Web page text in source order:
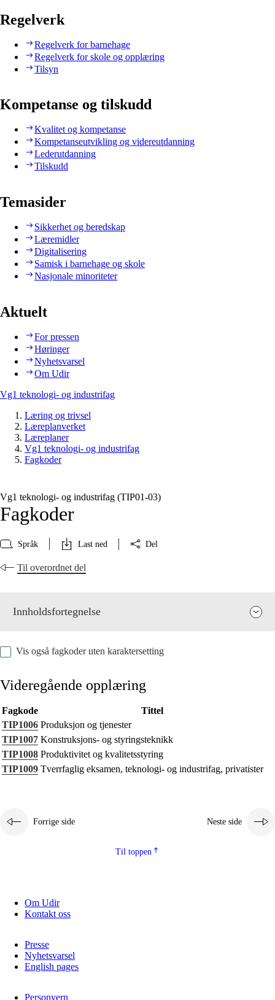
Regelverk
Regelverk for barnehage
Regelverk for skole og opplæring
Tilsyn
Kompetanse og tilskudd
Kvalitet og kompetanse
Kompetanseutvikling og videreutdanning
Lederutdanning
Tilskudd
Temasider
Sikkerhet og beredskap
Læremidler
Digitalisering
Samisk i barnehage og skole
Nasjonale minoriteter
Aktuelt
For pressen
Høringer
Nyhetsvarsel
Om Udir
Vg1 teknologi- og industrifag
Læring og trivsel
Læreplanverket
Læreplaner
Vg1 teknologi- og industrifag
Fagkoder
Vg1 teknologi- og industrifag (TIP01‑03)
Fagkoder
Språk Last ned Del
Til overordnet del
Innholdsfortegnelse
Fagenes relevans og sentrale verdier
Kjerneelementer
Tverrfaglige temaer
Vis også fagkoder uten karaktersetting
Videregående opplæring
Fagkode
Tittel
TIP1006 Produksjon og tjenester
TIP1007 Konstruksjons- og styringsteknikk
TIP1008 Produktivitet og kvalitetsstyring
TIP1009 Tverrfaglig eksamen, teknologi- og industrifag, privatister
Forrige side Neste side
Til toppen
Om Udir
Kontakt oss
Presse
Nyhetsvarsel
English pages
Personvern